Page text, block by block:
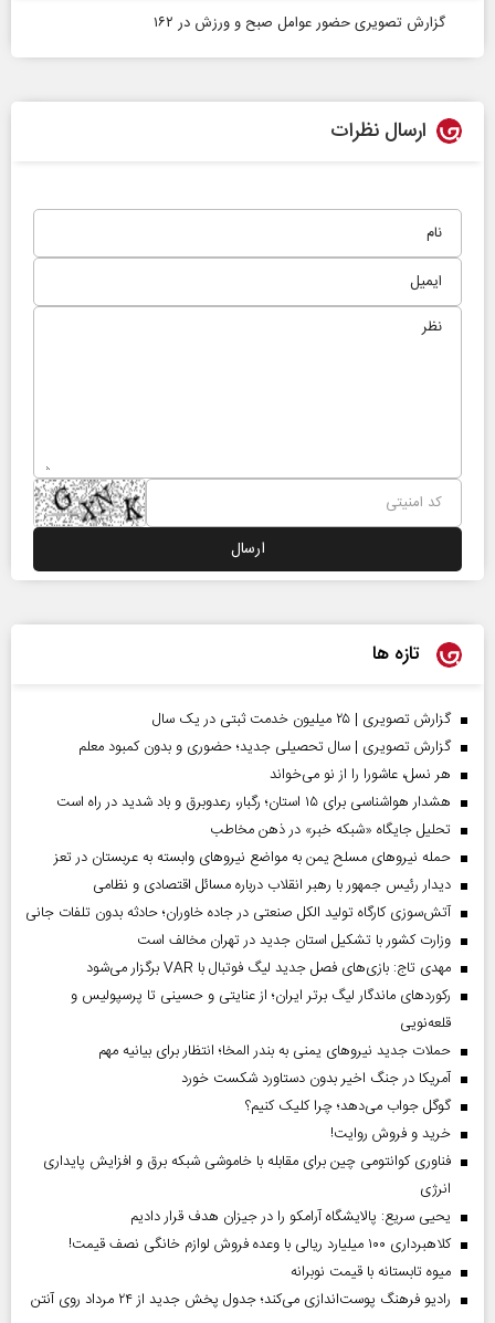
گزارش تصویری حضور عوامل صبح و ورزش در ۱۶۲
ارسال نظرات
تازه ها
گزارش تصویری | ۲۵ میلیون خدمت ثبتی در یک سال
گزارش تصویری | سال تحصیلی جدید؛ حضوری و بدون کمبود معلم
هر نسل، عاشورا را از نو می‌خواند
هشدار هواشناسی برای ۱۵ استان؛ رگبار، رعدوبرق و باد شدید در راه است
تحلیل جایگاه «شبکه خبر» در ذهن مخاطب
حمله نیروهای مسلح یمن به مواضع نیروهای وابسته به عربستان در تعز
دیدار رئیس‌ جمهور با رهبر انقلاب درباره مسائل اقتصادی و نظامی
آتش‌سوزی کارگاه تولید الکل صنعتی در جاده خاوران؛ حادثه بدون تلفات جانی
وزارت کشور با تشکیل استان جدید در تهران مخالف است
مهدی تاج: بازی‌های فصل جدید لیگ فوتبال با VAR برگزار می‌شود
رکورد‌های ماندگار لیگ برتر ایران؛ از عنایتی و حسینی تا پرسپولیس و
قلعه‌نویی
حملات جدید نیروهای یمنی به بندر المخا؛ انتظار برای بیانیه مهم
آمریکا در جنگ اخیر بدون دستاورد شکست خورد
گوگل جواب می‌دهد؛ چرا کلیک کنیم؟
خرید و فروش روایت!
فناوری کوانتومی چین برای مقابله با خاموشی شبکه برق و افزایش پایداری
انرژی
یحیی سریع: پالایشگاه آرامکو را در جیزان هدف قرار دادیم
کلاهبرداری ۱۰۰ میلیارد ریالی با وعده فروش لوازم خانگی نصف قیمت!
میوه تابستانه با قیمت نوبرانه
رادیو فرهنگ پوست‌اندازی می‌کند؛ جدول پخش جدید از ۲۴ مرداد روی آنتن